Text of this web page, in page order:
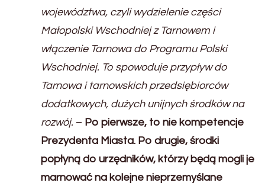
województwa, czyli wydzielenie części
Małopolski Wschodniej z Tarnowem i
włączenie Tarnowa do Programu Polski
Wschodniej. To spowoduje przypływ do
Tarnowa i tarnowskich przedsiębiorców
dodatkowych, dużych unijnych środków na
rozwój. – Po pierwsze, to nie kompetencje
Prezydenta Miasta. Po drugie, środki
popłyną do urzędników, którzy będą mogli je
marnować na kolejne nieprzemyślane